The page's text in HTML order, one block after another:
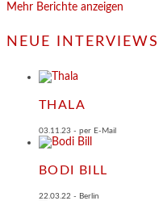
Mehr Berichte anzeigen
NEUE INTERVIEWS
THALA
03.11.23 - per E-Mail
BODI BILL
22.03.22 - Berlin